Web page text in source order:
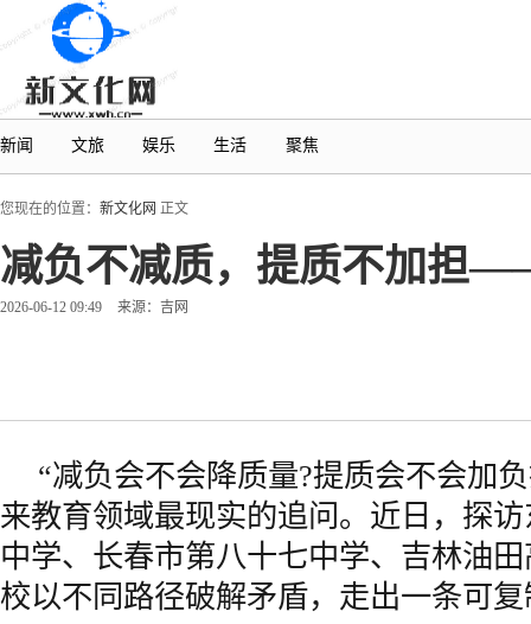
新闻 文旅 娱乐 生活 聚焦
您现在的位置： 新文化网 正文
减负不减质，提质不加担
2026-06-12 09:49 来源：吉网
“减负会不会降质量?提质会不会加
来教育领域最现实的追问。近日，探
中学、长春市第八十七中学、吉林油
校以不同路径破解矛盾，走出一条可